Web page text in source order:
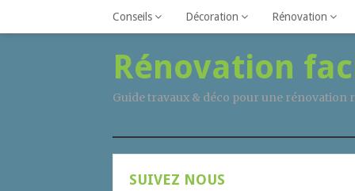
Conseils Décoration Rénovation
Rénovation
Guide travaux & déco pour une rénovation
SUIVEZ NOUS